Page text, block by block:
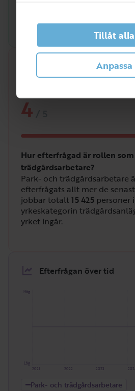
Tillåt alla
Anpassa
4
Hur efterfrågad är rollen
trädgårdsarbetare?
Park- och trädgårdsarbetare
efterfrågats allt mer de
jobbar totalt15 425 personer
yrkeskategorin
yrket ingår.
Efterfrågan över tid
Hög
Låg
2023
2022
2021
Park- och trädgårdsarbetare